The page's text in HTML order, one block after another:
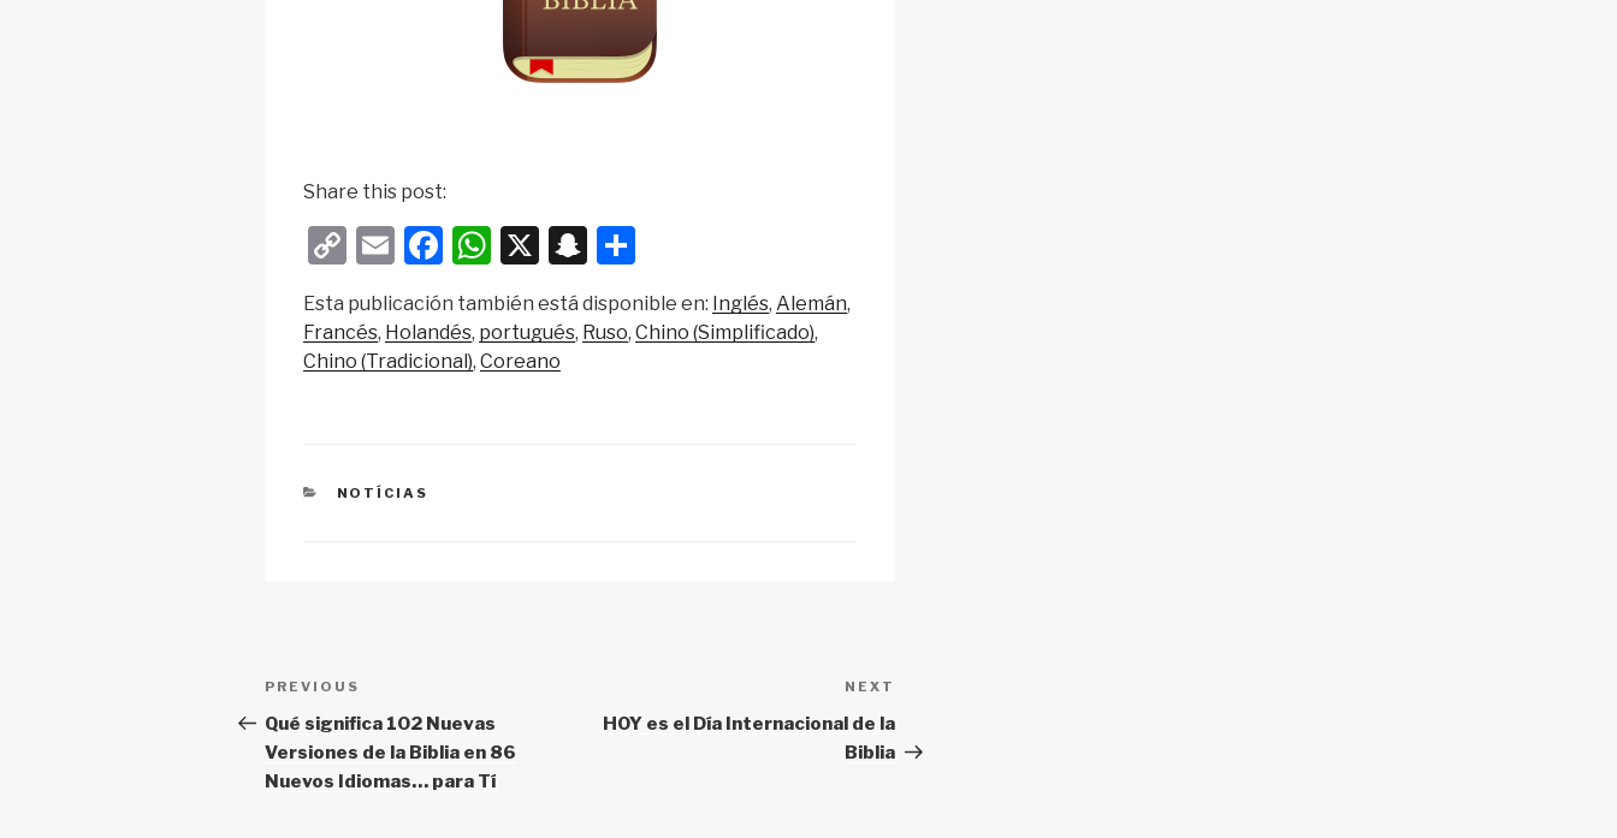
Share this post:
C
p
y
k
E
m
ail
F
a
c
e
W
h
at
s
X
S
n
a
h
ar
Esta publicación también está disponible en: Inglés Alemán
Francés Holandés portugués Ruso Chino (Simplificado)
Chino (Tradicional) Coreano
CATEGORIES
NOTÍCIAS
Post
navigation
Previous
Post
PREVIOUS
Qué significa 102 Nuevas
Versiones de la Biblia en 86
Nuevos Idiomas… para Tí
Post
NEXT
HOY es el Día Internacional de la
Biblia